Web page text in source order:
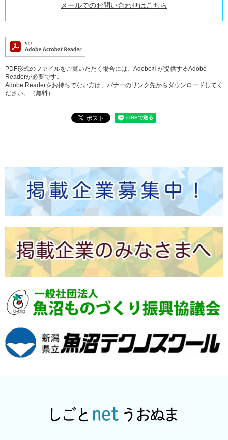
メールでのお問い合わせはこちら
PDF形式のファイルをご覧いただく場合には、Adobe社が提供するAdobe
Readerが必要です。
Adobe Readerをお持ちでない方は、バナーのリンク先からダウンロードしてく
ださい。（無料）